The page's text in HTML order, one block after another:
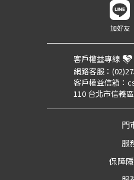
加好友
客戶權益專線
網路客服：
客戶權益信箱：
110 台北市信義
門
服
保障